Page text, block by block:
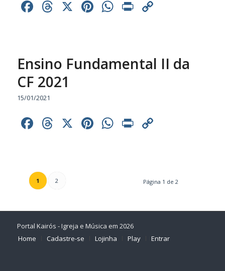
Facebook
Threads
X Pinterest
WhatsApp
Print
Ensino Fundamental II da
CF 2021
15/01/2021
Facebook
Threads
X Pinterest
WhatsApp
Print
Página 1 de 2
1 2
Portal Kairós - Igreja e Música em 2026
Home
Cadastre-se Lojinha Play Entrar